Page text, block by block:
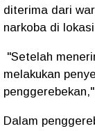
diterima dari
narkoba di
"Setelah
melakukan
Dalam